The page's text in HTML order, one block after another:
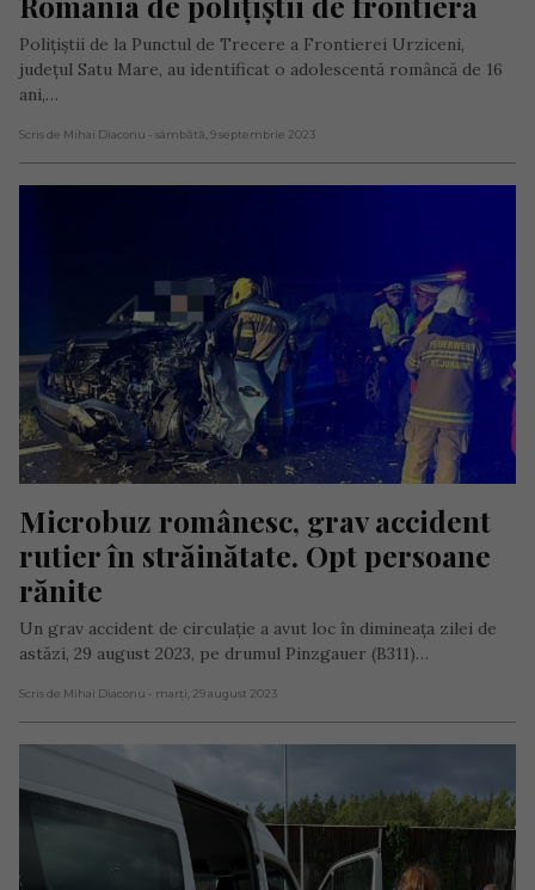
Polițiștii de la Punctul de Trecere a Frontierei Urziceni,
județul Satu Mare, au identificat o adolescentă româncă de 16
ani,…
Scris de Mihai Diaconu - sâmbătă, 9 septembrie 2023
Microbuz românesc, grav accident
rutier în străinătate. Opt persoane
rănite
Un grav accident de circulație a avut loc în dimineața zilei de
astăzi, 29 august 2023, pe drumul Pinzgauer (B311)…
Scris de Mihai Diaconu - marți, 29 august 2023